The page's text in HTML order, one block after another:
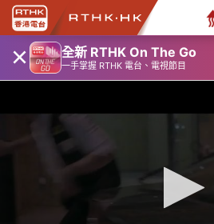
× 全新 RTHK On The Go
一手掌握 RTHK 電台、電視節目